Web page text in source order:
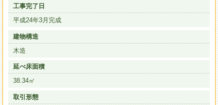
工事完了日
平成24年3月完成
建物構造
木造
延べ床面積
38.34㎡
取引形態